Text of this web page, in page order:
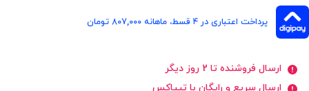
پرداخت اعتباری در ۴ قسط، ماهانه 807,000 تومان
ارسال فروشنده تا 2 روز دیگر
ارسال سریع و رایگان با تیپاکس